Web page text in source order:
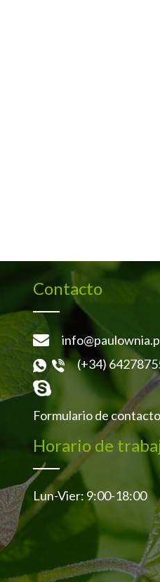
Contacto
(+34)
Formulario de contacto
Horario de
Lun-Vier: 9:00-18:00